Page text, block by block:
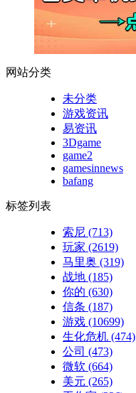
网站分类
未分类
游戏资讯
易资讯
3Dgame
game2
gamesinnews
bafang
标签列表
索尼 (713)
玩家 (2619)
马里奥 (319)
战地 (185)
你的 (630)
信条 (187)
游戏 (10699)
生化危机 (474)
公司 (473)
微软 (664)
美元 (265)